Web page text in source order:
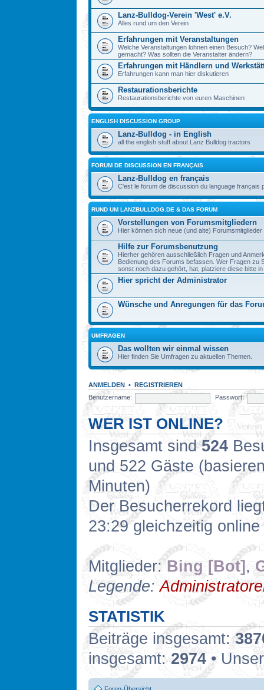
Lanz-Bulldog-Verein 'West' e.V.
Alles rund um den Verein
Erfahrungen mit Veranstaltungen
Welche Veranstaltungen lohnen einen Besuch?
gemacht? Was sollten die Veranstalter ändern?
Erfahrungen mit Händlern und
Erfahrungen kann man hier diskutieren
Restaurationsberichte
Restaurationsberichte von euren Maschinen
ENGLISH DISCUSSION GROUP
Lanz-Bulldog - in English
all the english stuff about Lanz Bulldog tractors
FORUM DE DISCUSSION EN FRANÇAIS
Lanz-Bulldog en français
C'est le forum de discussion du language français
RUND UM LANZBULLDOG.DE & DAS FORUM
Vorstellungen von Forumsmitgliedern
Hier können sich neue (und alte)
Hilfe zur Forumsbenutzung
Hierher gehören ausschließlich Fragen und
Bedienung des Forums befassen. Wer Fragen zu
sonst noch dazu gehört, hat, platziere diese bitte
Hier spricht der Administrator
Wünsche und Anregungen für das
UMFRAGEN
Das wollten wir einmal wissen
Hier finden Sie Umfragen zu aktuellen Themen.
ANMELDEN • REGISTRIEREN
Benutzername:
Passwort:
WER IST ONLINE?
Insgesamt sind524
und 522 Gäste
Minuten)
Der Besucherrekord
23:29 gleichzeitig
Mitglieder:Bing [Bot],
Legende:
STATISTIK
Beiträge insgesamt:
insgesamt:2974 •